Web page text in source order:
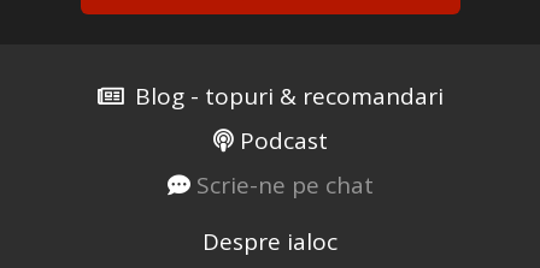
Blog - topuri & recomandari
Podcast
Scrie-ne pe chat
Despre ialoc